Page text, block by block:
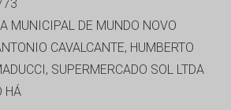
MUNICIPAL DE MUNDO NOVO
CAVALCANTE, HUMBERTO
SUPERMERCADO SOL LTDA
HÁ